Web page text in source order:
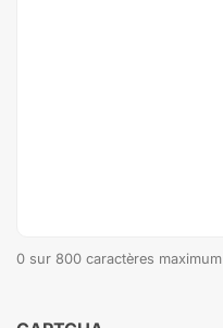
0 sur 800 caractères maximum